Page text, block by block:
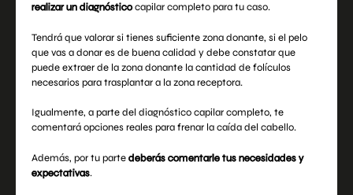
realizar un diagnósticocapilar completo para tu caso.
Tendrá que valorar si tienes suficiente zona donante, si el pelo
que vas a donar es de buena calidad y debe constatar que
puede extraer de la zona donante la cantidad de folículos
necesarios para trasplantar a la zona receptora.
Igualmente, a parte del diagnóstico capilar completo, te
comentará opciones reales para frenar la caída del cabello.
Además, por tu partedeberás comentarle tus necesidades y
expectativas.